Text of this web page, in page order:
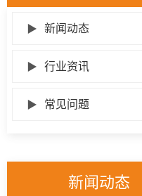
▶ 新闻动态
▶ 行业资讯
▶ 常见问题
新闻动态